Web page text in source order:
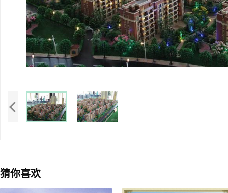
猜你喜欢